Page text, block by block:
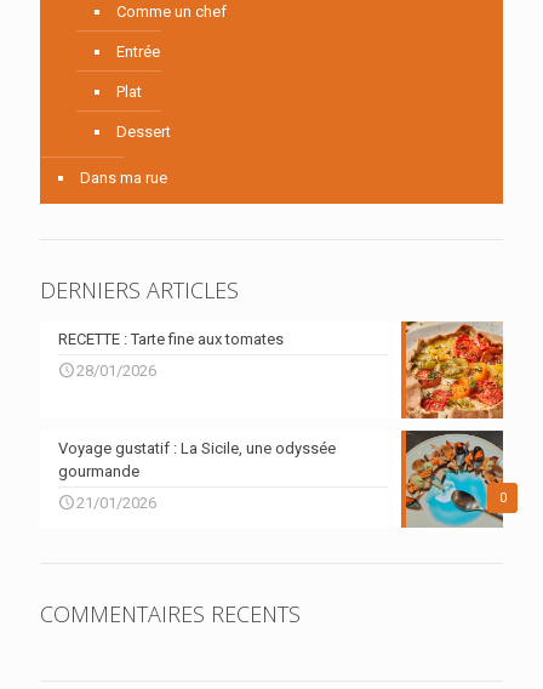
Comme un chef
Entrée
Plat
Dessert
Dans ma rue
DERNIERS ARTICLES
RECETTE : Tarte fine aux tomates
28/01/2026
0
Voyage gustatif : La Sicile, une odyssée
gourmande
21/01/2026
COMMENTAIRES RECENTS